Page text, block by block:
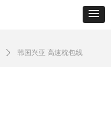
ꄲ 韩国兴亚 高速枕包线